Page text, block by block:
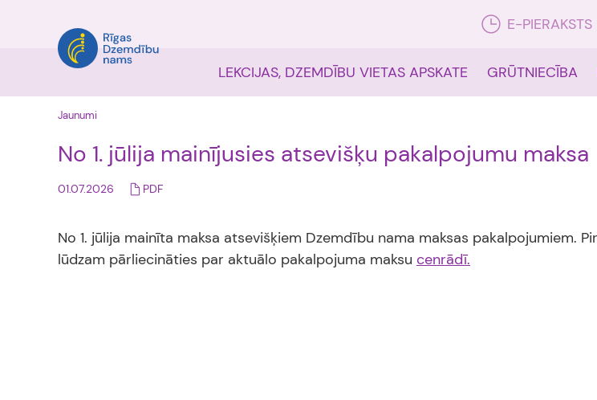
E-PIERAKSTS
LEKCIJAS, DZEMDĪBU VIETAS APSKATE GRŪTNIECĪBA
Jaunumi
No 1. jūlija mainījusies atsevišķu pakalpojumu maksa
01.07.2026 PDF
No 1. jūlija mainīta maksa atsevišķiem Dzemdību nama maksas pakalpojumiem.
lūdzam pārliecināties par aktuālo pakalpojuma maksu cenrādī.